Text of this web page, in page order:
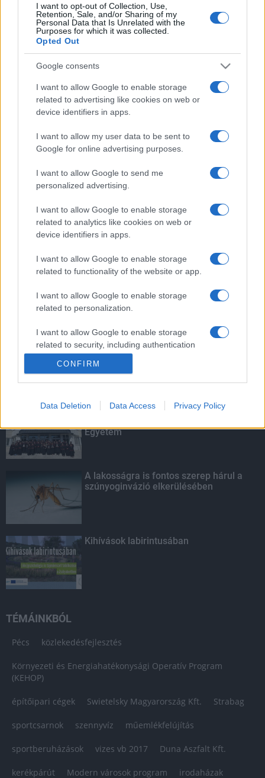
I want to opt-out of Collection, Use,
Retention, Sale, and/or Sharing of my
Personal Data that Is Unrelated with the
Purposes for which it was collected.
Opted Out
Google consents
I want to allow Google to enable storage
related to advertising like cookies on web or
device identifiers in apps.
I want to allow my user data to be sent to
Google for online advertising purposes.
I want to allow Google to send me
personalized advertising.
I want to allow Google to enable storage
related to analytics like cookies on web or
device identifiers in apps.
I want to allow Google to enable storage
related to functionality of the website or app.
I want to allow Google to enable storage
related to personalization.
I want to allow Google to enable storage
related to security, including authentication
functionality and fraud prevention, and other
user protection.
CONFIRM
Data Deletion Data Access Privacy Policy
HÍRDETÉS
HÍRDETÉS
LEGOLVASOTTABB
A közgyűlés kiáll a Dráva védelme
mellett
továbbképzésekkel erősít a Gál Ferenc
Egyetem
Amire többmillióan vártunk: szombattól
Kecskeméten is szakirányú
Egyetem
A lakosságra is fontos szerep hárul a
szúnyoginvázió elkerülésében
Kihívások labirintusában
TÉMÁINKBÓL
Pécs közlekedésfejlesztés
Környezeti és Energiahatékonysági Operatív Program
(KEHOP)
építőipari cégek Swietelsky Magyarország Kft. Strabag
sportcsarnok szennyvíz műemlékfelújítás
sportberuházások vizes vb 2017 Duna Aszfalt Kft.
kerékpárút Modern városok program irodaházak